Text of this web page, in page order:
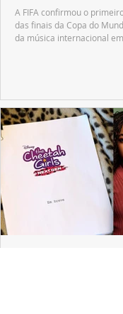
A FIFA confirmou o
das finais da Copa do
da música internacional